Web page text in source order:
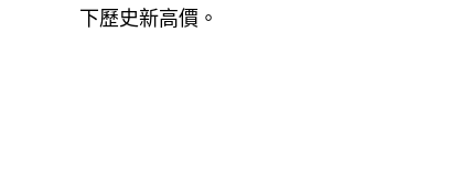
下歷史新高價。